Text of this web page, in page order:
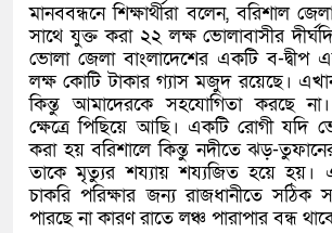
মানববন্ধনে শিক্ষার্থীরা বলেন, বরিশাল
সাথে যুক্ত করা ২২ লক্ষ ভোলাবাসীর
ভোলা জেলা বাংলাদেশের একটি ব-দ্বীপ
লক্ষ কোটি টাকার গ্যাস মজুদ রয়েছে। এখান
কিন্তু আমাদেরকে সহযোগিতা করছে
ক্ষেত্রে পিছিয়ে আছি। একটি রোগী যদি
করা হয় বরিশালে কিন্তু নদীতে ঝড়-
তাকে মৃত্যুর শয্যায় শয্যজিত হয়ে হয়।
চাকরি পরিক্ষার জন্য রাজধানীতে সঠিক
পারছে না কারণ রাতে লঞ্চ পারাপার বন্ধ